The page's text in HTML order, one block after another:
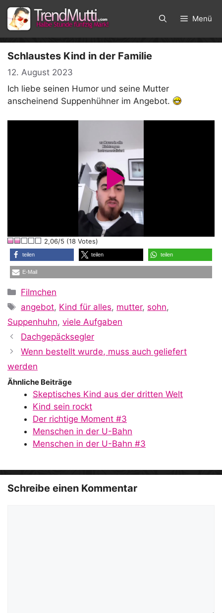
Zum
Inhalt
springen
Menü
Schlaustes Kind in der Familie
12. August 2023
Ich liebe seinen Humor und seine Mutter
anscheinend Suppenhühner im Angebot.
P
l
a
y
V
i
d
e
o
2,06/5 (18 Votes)
teilen teilen teilen
E-Mail
Kategorien
Filmchen
Schlagwörter
angebot, Kind für alles, mutter, sohn,
Suppenhuhn, viele Aufgaben
Dachgepäcksegler
Wenn bestellt wurde, muss auch geliefert
werden
Ähnliche Beiträge
Skeptisches Kind aus der dritten Welt
Kind sein rockt
Der richtige Moment #3
Menschen in der U-Bahn
Menschen in der U-Bahn #3
Schreibe einen Kommentar